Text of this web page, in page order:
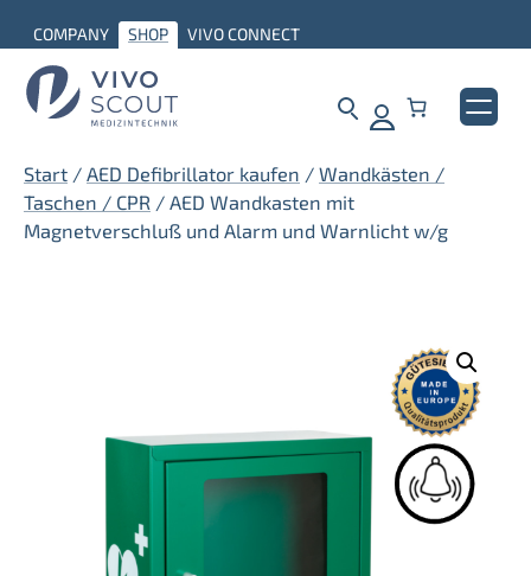
Inhalt
springen
COMPANY SHOP VIVO CONNECT
Start / AED Defibrillator kaufen / Wandkästen /
Taschen / CPR / AED Wandkasten mit
Magnetverschluß und Alarm und Warnlicht w/g